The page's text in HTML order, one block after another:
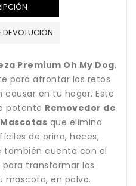
DEVOLUCIÓN
Premium Oh My Dog,
para afrontar los retos
en tu hogar. Este
potente Removedor de
que elimina
de orina, heces,
también cuenta con el
para transformar los
mascota, en polvo.